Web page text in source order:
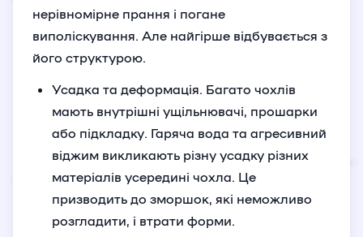
нерівномірне прання і погане
виполіскування. Але найгірше відбувається з
його структурою.
Усадка та деформація. Багато чохлів
мають внутрішні ущільнювачі, прошарки
або підкладку. Гаряча вода та агресивний
віджим викликають різну усадку різних
матеріалів усередині чохла. Це
призводить до зморшок, які неможливо
розгладити, і втрати форми.